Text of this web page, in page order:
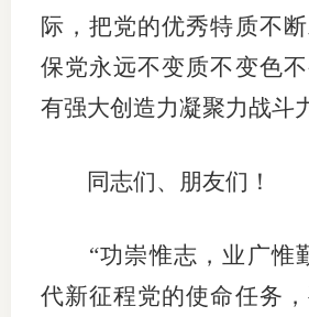
际，把党的优秀特质不
保党永远不变质不变色
有强大创造力凝聚力战斗
同志们、朋友们！
“功崇惟志，业广惟
代新征程党的使命任务